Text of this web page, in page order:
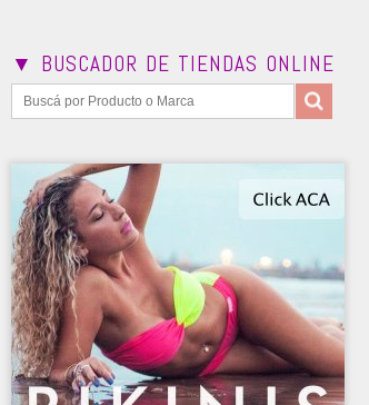
▼ BUSCADOR DE TIENDAS ONLINE